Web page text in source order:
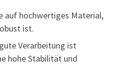
auf hochwertiges Material,
ist.
Verarbeitung ist
hohe Stabilität und